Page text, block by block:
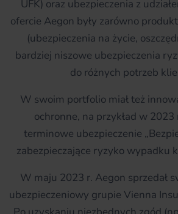
UFK) oraz ubezpieczenia z
ofercie Aegon były zarówno
(ubezpieczenia na życie,
bardziej niszowe ubezpieczenia
do różnych potrzeb
W swoim portfolio miał też
ochronne, na przykład w 2023
terminowe ubezpieczenie
zabezpieczające ryzyko wypadku
W maju 2023 r. Aegon sprzedał
ubezpieczeniowy grupie Vienna